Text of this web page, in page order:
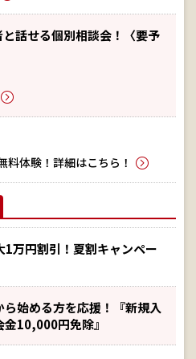
と話せる個別相談会！〈要予
体験！詳細はこちら！
1万円割引！夏割キャンペー
ら始める方を応援！『新規入
10,000円免除』